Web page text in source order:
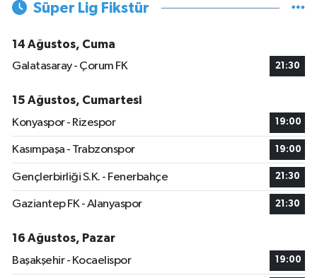
Süper Lig Fikstür
14 Ağustos, Cuma
Galatasaray - Çorum FK
21:30
15 Ağustos, Cumartesi
Konyaspor - Rizespor
19:00
Kasımpaşa - Trabzonspor 19:00
Gençlerbirliği S.K. - Fenerbahçe 21:30
Gaziantep FK - Alanyaspor 21:30
16 Ağustos, Pazar
Başakşehir - Kocaelispor
19:00